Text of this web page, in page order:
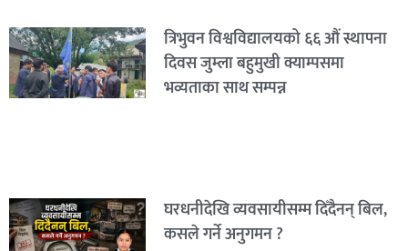
त्रिभुवन विश्वविद्यालयको ६६ औं स्थापना
दिवस जुम्ला बहुमुखी क्याम्पसमा
भव्यताका साथ सम्पन्न
घरधनीदेखि व्यवसायीसम्म दिँदैनन् बिल,
कसले गर्ने अनुगमन ?